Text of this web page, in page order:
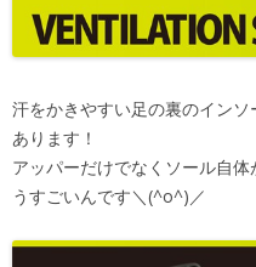
汗をかきやすい足の裏のイン
あります！
アッパーだけでなくソール自
うすごいんです＼(^o^)／